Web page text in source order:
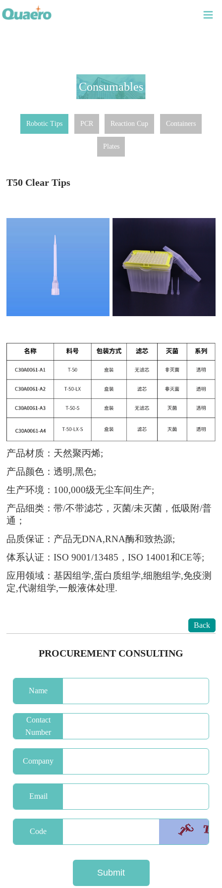
Consumables
Robotic Tips PCR Reaction Cup Containers
Plates
T50 Clear Tips
产品材质：天然聚丙烯;
产品颜色：透明,黑色;
生产环境： 100,000级无尘车间生产;
产品细类：带/不带滤芯，灭菌/未灭菌，低吸附/普
通；
品质保证：产品无DNA,RNA酶和致热源;
体系认证：ISO 9001/13485 ，ISO 14001和CE等;
应用领域：基因组学,蛋白质组学,细胞组学,免疫测
定,代谢组学,一般液体处理.
Back
PROCUREMENT CONSULTING
Name
Contact
Number
Company
Name
Email
Code
Submit